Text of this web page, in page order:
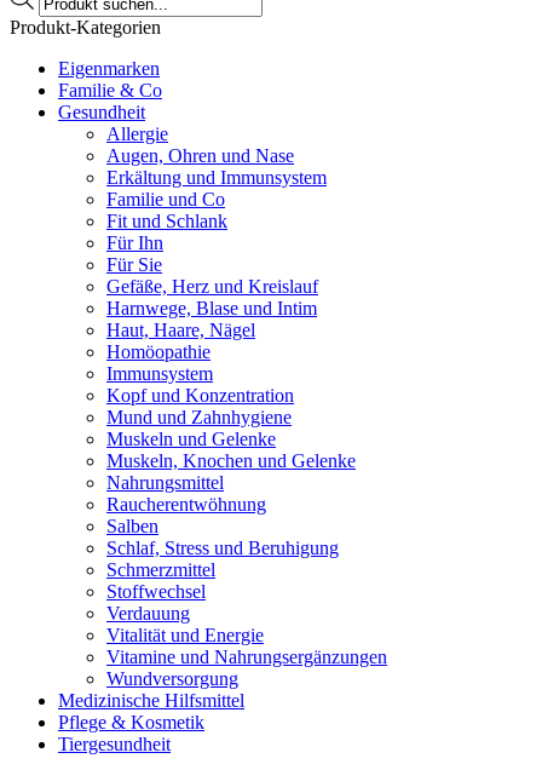
search
Produkt-Kategorien
Eigenmarken
Familie & Co
Gesundheit
Allergie
Augen, Ohren und Nase
Erkältung und Immunsystem
Familie und Co
Fit und Schlank
Für Ihn
Für Sie
Gefäße, Herz und Kreislauf
Harnwege, Blase und Intim
Haut, Haare, Nägel
Homöopathie
Immunsystem
Kopf und Konzentration
Mund und Zahnhygiene
Muskeln und Gelenke
Muskeln, Knochen und Gelenke
Nahrungsmittel
Raucherentwöhnung
Salben
Schlaf, Stress und Beruhigung
Schmerzmittel
Stoffwechsel
Verdauung
Vitalität und Energie
Vitamine und Nahrungsergänzungen
Wundversorgung
Medizinische Hilfsmittel
Pflege & Kosmetik
Tiergesundheit